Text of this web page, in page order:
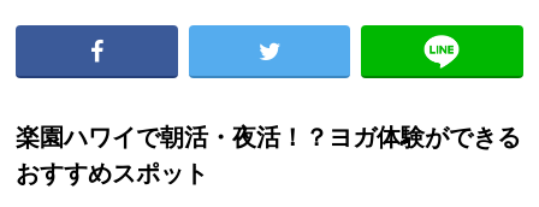
楽園ハワイで朝活・夜活！？ヨガ体験ができる
おすすめスポット